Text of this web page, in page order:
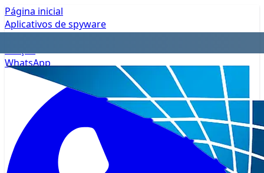
Página inicial
Aplicativos de spyware
WhatsApp